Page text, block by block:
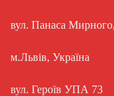
вул. Панаса
м.Львів, Україна
вул. Героїв УПА 73